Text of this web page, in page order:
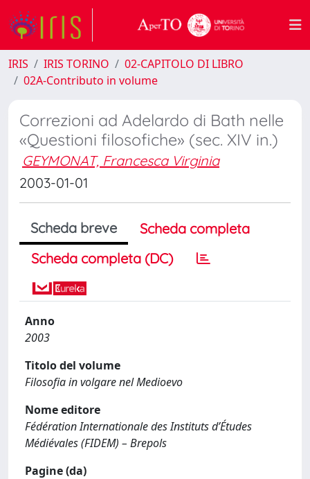
IRIS IRIS TORINO
02-CAPITOLO DI LIBRO
02A-Contributo in volume
Correzioni ad Adelardo di Bath nelle
«Questioni filosofiche» (sec. XIV in.)
GEYMONAT, Francesca Virginia
2003-01-01
Scheda breve
Scheda completa
Scheda completa (DC)
Anno
2003
Titolo del volume
Filosofia in volgare nel Medioevo
Nome editore
Fédération Internationale des Instituts d’Études
Médiévales (FIDEM) – Brepols
Pagine (da)